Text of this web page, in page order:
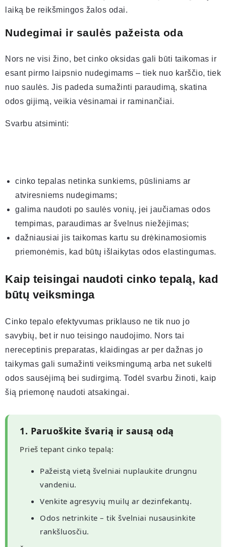
laiką be reikšmingos žalos odai.
Nudegimai ir saulės pažeista oda
Nors ne visi žino, bet cinko oksidas gali būti taikomas ir
esant pirmo laipsnio nudegimams – tiek nuo karščio, tiek
nuo saulės. Jis padeda sumažinti paraudimą, skatina
odos gijimą, veikia vėsinamai ir raminančiai.
Svarbu atsiminti:
cinko tepalas netinka sunkiems, pūsliniams ar
atviresniems nudegimams;
galima naudoti po saulės vonių, jei jaučiamas odos
tempimas, paraudimas ar švelnus niežėjimas;
dažniausiai jis taikomas kartu su drėkinamosiomis
priemonėmis, kad būtų išlaikytas odos elastingumas.
Kaip teisingai naudoti cinko tepalą, kad
būtų veiksminga
Cinko tepalo efektyvumas priklauso ne tik nuo jo
savybių, bet ir nuo teisingo naudojimo. Nors tai
nereceptinis preparatas, klaidingas ar per dažnas jo
taikymas gali sumažinti veiksmingumą arba net sukelti
odos sausėjimą bei sudirgimą. Todėl svarbu žinoti, kaip
šią priemonę naudoti atsakingai.
1. Paruoškite švarią ir sausą odą
Prieš tepant cinko tepalą:
Pažeistą vietą švelniai nuplaukite drungnu
vandeniu.
Venkite agresyvių muilų ar dezinfekantų.
Odos netrinkite – tik švelniai nusausinkite
rankšluosčiu.